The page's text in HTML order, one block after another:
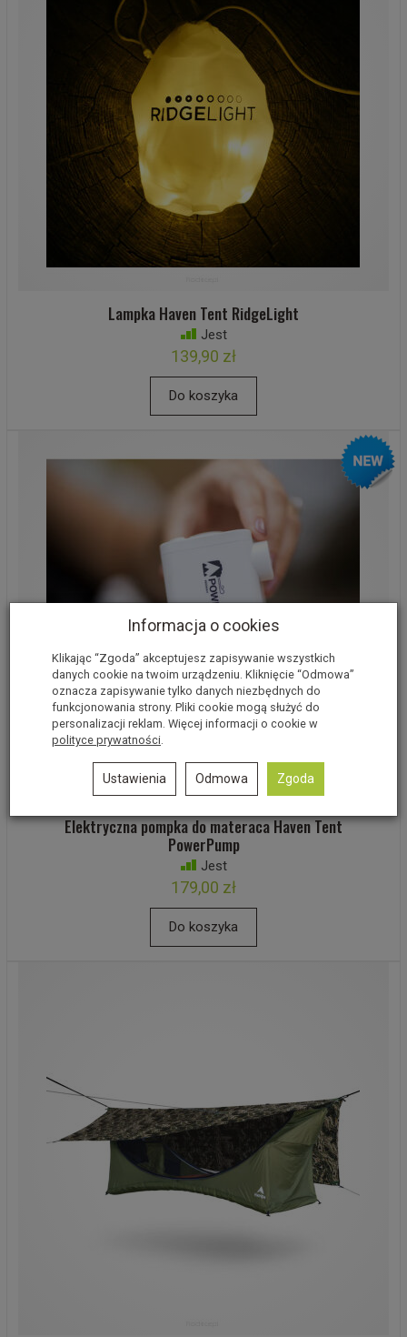
Lampka Haven Tent RidgeLight
Jest
139,90 zł
Do koszyka
Elektryczna pompka do materaca Haven Tent
PowerPump
Jest
179,00 zł
Do koszyka
Informacja o cookies
Klikając “Zgoda” akceptujesz zapisywanie wszystkich
danych cookie na twoim urządzeniu. Kliknięcie “Odmowa”
oznacza zapisywanie tylko danych niezbędnych do
funkcjonowania strony. Pliki cookie mogą służyć do
personalizacji reklam. Więcej informacji o cookie w
polityce prywatności.
Ustawienia Odmowa Zgoda